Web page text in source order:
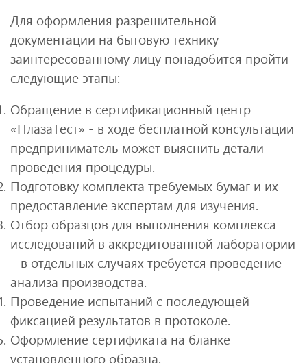
Для оформления разрешительной
документации на бытовую технику
заинтересованному лицу понадобится пройти
следующие этапы:
Обращение в сертификационный центр
«ПлазаТест» - в ходе бесплатной консультации
предприниматель может выяснить детали
проведения процедуры.
Подготовку комплекта требуемых бумаг и их
предоставление экспертам для изучения.
Отбор образцов для выполнения комплекса
исследований в аккредитованной лаборатории
– в отдельных случаях требуется проведение
анализа производства.
Проведение испытаний с последующей
фиксацией результатов в протоколе.
Оформление сертификата на бланке
установленного образца.